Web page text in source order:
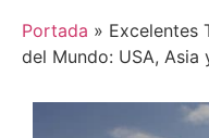
Portada » Excelentes
del Mundo: USA,